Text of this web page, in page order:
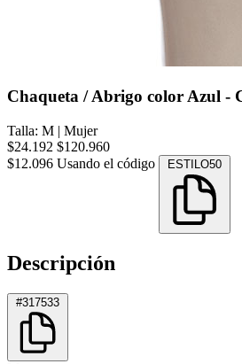
Chaqueta / Abrigo color Azul -
Talla: M | Mujer
$24.192 $120.960
$12.096 Usando el código ESTILO50
Descripción
#317533